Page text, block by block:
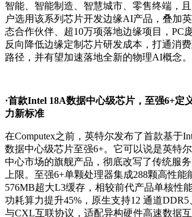
智能、智能制造、智慧城市、零售终端，
户选用该系列芯片开发边缘AI产品，叠加
态合作伙伴、超10万项落地边缘项目，PC
反向降低边缘定制芯片研发成本，打通消
路径，并有望加速落地全新的物理AI概念。
·首款Intel 18A数据中心级芯片，至强6+定
力新标准
在Computex之前，英特尔发布了首款基于
数据中心级芯片至强6+。它可以说是英特
中心市场的旗舰产品，彻底改写了传统服
上限。至强6+单颗处理器集成288颗高性能
576MB超大L3缓存，相较前代产品单核性
功耗算力提升45%，原生支持12 通道DDR5
与CXL互联协议，适配异构硬件高速数据互